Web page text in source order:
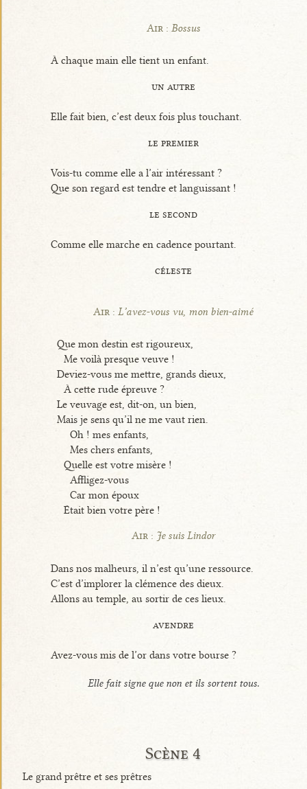
Air : Bossus
À chaque main elle tient un enfant.
un autre
Elle fait bien, c’est deux fois plus touchant.
le premier
Vois-tu comme elle a l’air intéressant ?
Que son regard est tendre et languissant !
le second
Comme elle marche en cadence pourtant.
céleste
Air : L’avez-vous vu, mon bien-aimé
Que mon destin est rigoureux,
Me voilà presque veuve !
Deviez-vous me mettre, grands dieux,
À cette rude épreuve ?
Le veuvage est, dit-on, un bien,
Mais je sens qu’il ne me vaut rien.
Oh ! mes enfants,
Mes chers enfants,
Quelle est votre misère !
Affligez-vous
Car mon époux
Était bien votre père !
Air : Je suis Lindor
Dans nos malheurs, il n’est qu’une ressource.
C’est d’implorer la clémence des dieux.
Allons au temple, au sortir de ces lieux.
avendre
Avez-vous mis de l’or dans votre bourse ?
Elle fait signe que non et ils sortent tous.
Scène 4
Le grand prêtre et ses prêtres